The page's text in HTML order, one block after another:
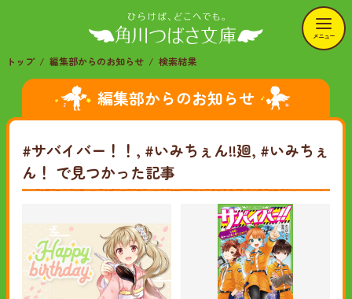
メニュー
トップ 編集部からのお知らせ 検索結果
編集部からのお知らせ
#サバイバー！！, #いみちぇん!!廻, #いみちぇ
ん！ で見つかった記事